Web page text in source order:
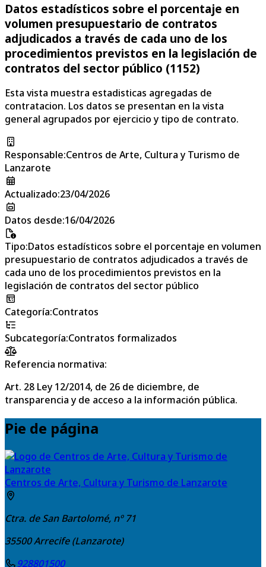
Datos estadísticos sobre el porcentaje en
volumen presupuestario de contratos
adjudicados a través de cada uno de los
procedimientos previstos en la legislación de
contratos del sector público (1152)
Esta vista muestra estadisticas agregadas de
contratacion. Los datos se presentan en la vista
general agrupados por ejercicio y tipo de contrato.
Responsable:Centros de Arte, Cultura y Turismo de
Lanzarote
Actualizado:23/04/2026
Datos desde:16/04/2026
Tipo:Datos estadísticos sobre el porcentaje en volumen
presupuestario de contratos adjudicados a través de
cada uno de los procedimientos previstos en la
legislación de contratos del sector público
Categoría:Contratos
Subcategoría:Contratos formalizados
Referencia normativa:
Art. 28 Ley 12/2014, de 26 de diciembre, de
transparencia y de acceso a la información pública.
Pie de página
Centros de Arte, Cultura y Turismo de Lanzarote
Ctra. de San Bartolomé, nº 71
35500Arrecife (Lanzarote)
928801500